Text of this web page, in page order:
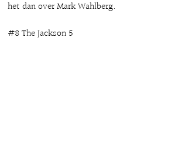
het dan over Mark Wahlberg.
#8 The Jackson 5